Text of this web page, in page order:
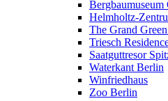
Bergbaumuseum
Helmholtz-
The Grand
Triesch
Saatguttresor
Waterkant Berlin
Winfriedhaus
Zoo Berlin